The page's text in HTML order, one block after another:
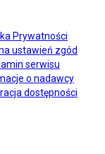
Prywatności
ustawień zgód
serwisu
o nadawcy
dostępności